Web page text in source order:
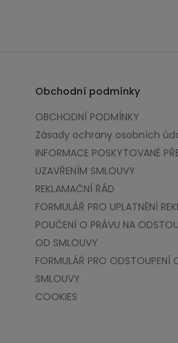
Obchodní podmínky
OBCHODNÍ PODMÍNKY
Zásady ochrany osobních
INFORMACE POSKYTOVANÉ
UZAVŘENÍM SMLOUVY
REKLAMAČNÍ ŘÁD
FORMULÁŘ PRO UPLATNĚNÍ
POUČENÍ O PRÁVU NA
OD SMLOUVY
FORMULÁŘ PRO ODSTOUPENÍ
SMLOUVY
COOKIES